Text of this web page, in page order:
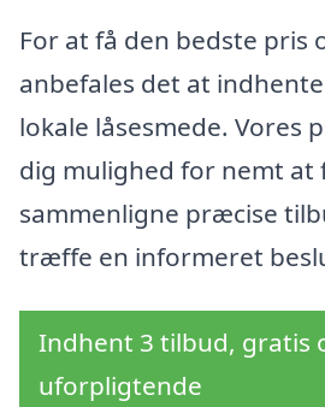
For at få den bedste pris
anbefales det at
lokale låsesmede. Vores
dig mulighed for nemt at
sammenligne præcise
træffe en informeret
Indhent 3 tilbud, gratis
uforpligtende